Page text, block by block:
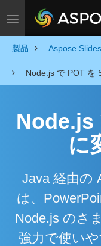
Toggle navigation
製品 Aspose.Slides
Node.js で POT を
Node.js
に
Java 経由の
は、
Node.js のさ
強力で使い